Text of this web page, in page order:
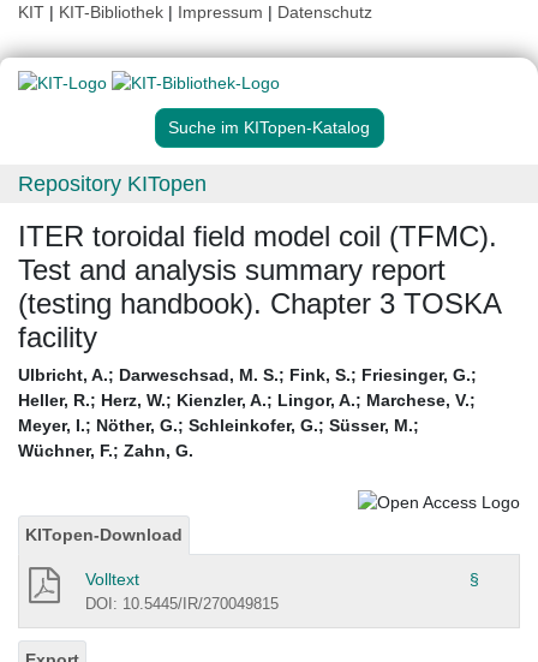
KIT | KIT-Bibliothek | Impressum | Datenschutz
Suche im KITopen-Katalog
Repository KITopen
ITER toroidal field model coil (TFMC).
Test and analysis summary report
(testing handbook). Chapter 3 TOSKA
facility
Ulbricht, A.; Darweschsad, M. S.; Fink, S.; Friesinger, G.;
Heller, R.; Herz, W.; Kienzler, A.; Lingor, A.; Marchese, V.;
Meyer, I.; Nöther, G.; Schleinkofer, G.; Süsser, M.;
Wüchner, F.; Zahn, G.
KITopen-Download
Volltext §
DOI: 10.5445/IR/270049815